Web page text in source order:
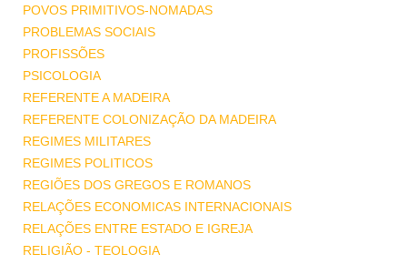
POVOS PRIMITIVOS-NOMADAS
PROBLEMAS SOCIAIS
PROFISSÕES
PSICOLOGIA
REFERENTE A MADEIRA
REFERENTE COLONIZAÇÃO DA MADEIRA
REGIMES MILITARES
REGIMES POLITICOS
REGIÕES DOS GREGOS E ROMANOS
RELAÇÕES ECONOMICAS INTERNACIONAIS
RELAÇÕES ENTRE ESTADO E IGREJA
RELIGIÃO - TEOLOGIA